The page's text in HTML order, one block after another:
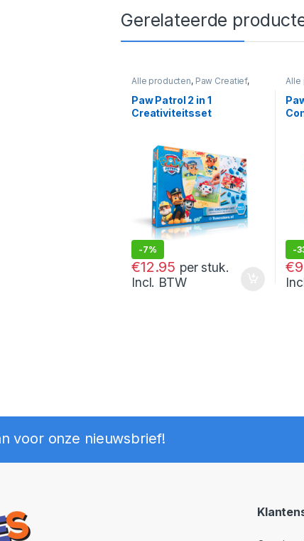
Gerelateerde
Alle producten, Paw Creatief,
Paw Patrol 2 in 1
Creativiteitsset
-7%
€12.95
13.95
per stuk.
Incl. BTW
Alle
-
€
voor onze nieuwsbrief!